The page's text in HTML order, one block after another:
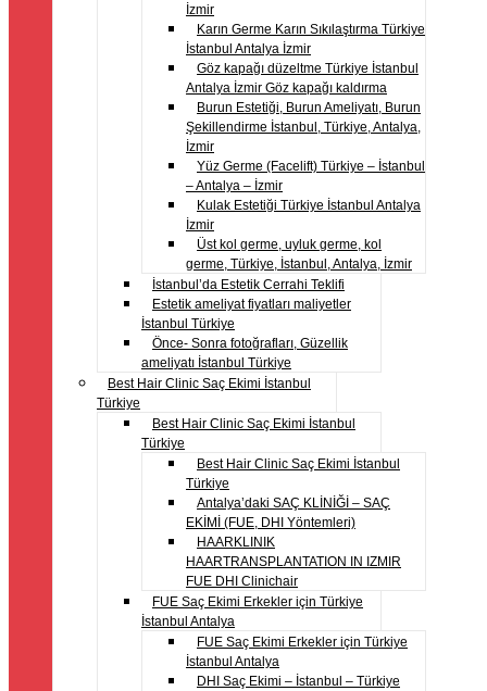
İzmir
Karın Germe Karın Sıkılaştırma Türkiye
İstanbul Antalya İzmir
Göz kapağı düzeltme Türkiye İstanbul
Antalya İzmir Göz kapağı kaldırma
Burun Estetiği, Burun Ameliyatı, Burun
Şekillendirme İstanbul, Türkiye, Antalya,
İzmir
Yüz Germe (Facelift) Türkiye – İstanbul
– Antalya – İzmir
Kulak Estetiği Türkiye İstanbul Antalya
İzmir
Üst kol germe, uyluk germe, kol
germe, Türkiye, İstanbul, Antalya, İzmir
İstanbul’da Estetik Cerrahi Teklifi
Estetik ameliyat fiyatları maliyetler
İstanbul Türkiye
Önce- Sonra fotoğrafları, Güzellik
ameliyatı İstanbul Türkiye
Best Hair Clinic Saç Ekimi İstanbul
Türkiye
Best Hair Clinic Saç Ekimi İstanbul
Türkiye
Best Hair Clinic Saç Ekimi İstanbul
Türkiye
Antalya’daki SAÇ KLİNİĞİ – SAÇ
EKİMİ (FUE, DHI Yöntemleri)
HAARKLINIK
HAARTRANSPLANTATION IN IZMIR
FUE DHI Clinichair
FUE Saç Ekimi Erkekler için Türkiye
İstanbul Antalya
FUE Saç Ekimi Erkekler için Türkiye
İstanbul Antalya
DHI Saç Ekimi – İstanbul – Türkiye